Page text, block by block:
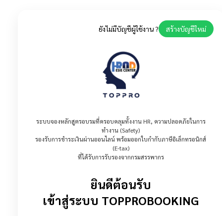
ยังไม่มีบัญชีผู้ใช้งาน ? สร้างบัญชีใหม่
ระบบจองหลักสูตรอบรมที่ครอบคลุมทั้งงาน HR, ความปลอดภัยในการ
ทำงาน (Safety)
รองรับการชำระเงินผ่านออนไลน์ พร้อมออกใบกำกับภาษีอิเล็กทรอนิกส์
(E-tax)
ที่ได้รับการรับรองจากกรมสรรพากร
ยินดีต้อนรับ
เข้าสู่ระบบ TOPPROBOOKING